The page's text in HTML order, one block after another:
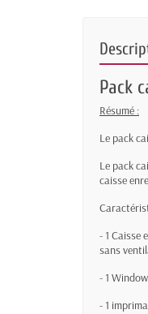
Pack
Résumé :
Le pack
Le pack
caisse
- 1 Caisse
sans
- 1
- 1